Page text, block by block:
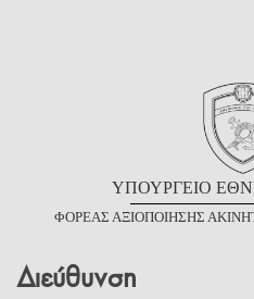
ΥΠΟΥΡΓΕΙΟ Ε
ΦΟΡΕΑΣ ΑΞΙΟΠΟΙΗΣΗΣ Α
Διεύθυνση